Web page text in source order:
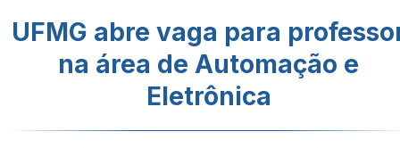
UFMG abre vaga para
na área de Automação e
Eletrônica